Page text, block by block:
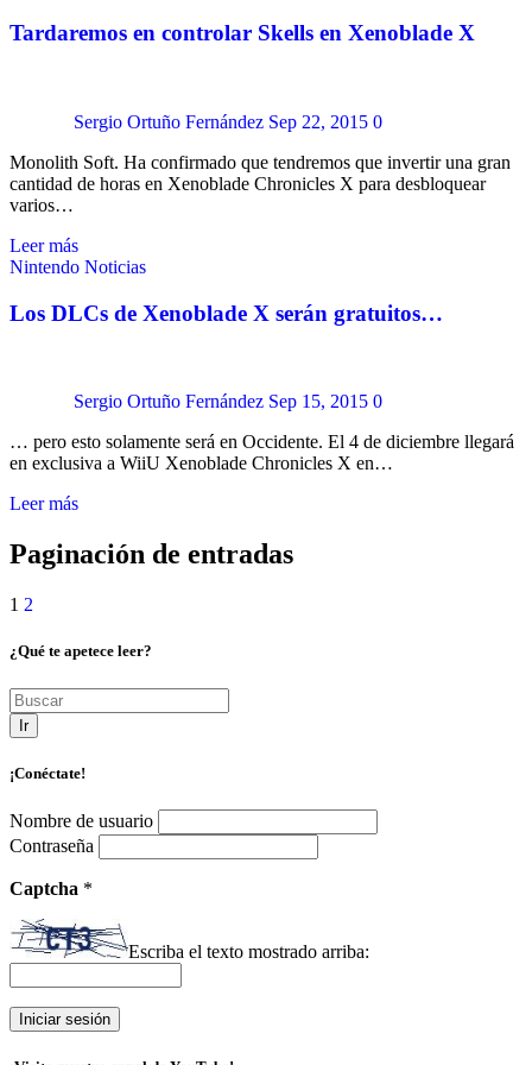
Tardaremos en controlar Skells en Xenoblade X
Sergio Ortuño Fernández Sep 22, 2015 0
Monolith Soft. Ha confirmado que tendremos que invertir una gran
cantidad de horas en Xenoblade Chronicles X para desbloquear
varios…
Leer más
Nintendo Noticias
Los DLCs de Xenoblade X serán gratuitos…
Sergio Ortuño Fernández Sep 15, 2015 0
… pero esto solamente será en Occidente. El 4 de diciembre llegará
en exclusiva a WiiU Xenoblade Chronicles X en…
Leer más
Paginación de entradas
1 2
¿Qué te apetece leer?
Ir
¡Conéctate!
Nombre de usuario
Contraseña
Captcha *
Escriba el texto mostrado arriba: